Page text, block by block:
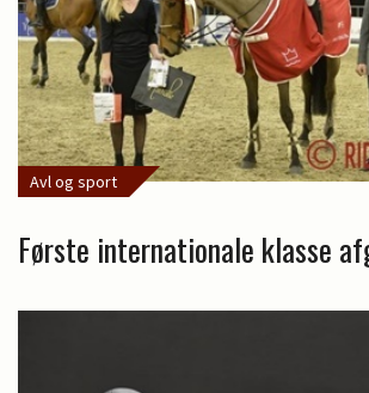
Avl og sport
Første internationale klasse